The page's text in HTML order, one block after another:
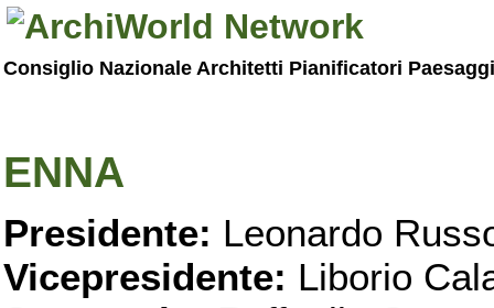
Consiglio Nazionale Architetti Pianificatori
ENNA
Presidente: Leonardo
Vicepresidente: Liborio